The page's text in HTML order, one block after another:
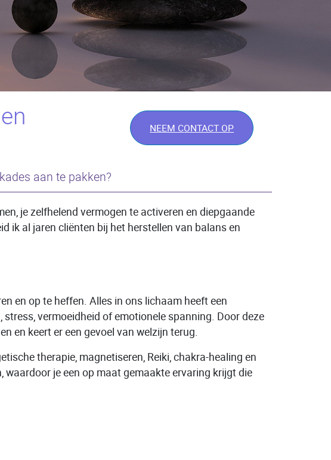
NEEM CONTACT OP
aan te pakken?
je zelfhelend vermogen te activeren en diepgaande
ik al jaren cliënten bij het herstellen van balans en
en op te heffen. Alles in ons lichaam heeft een
vermoeidheid of emotionele spanning. Door deze
en keert er een gevoel van welzijn terug.
therapie, magnetiseren, Reiki, chakra-healing en
je een op maat gemaakte ervaring krijgt die